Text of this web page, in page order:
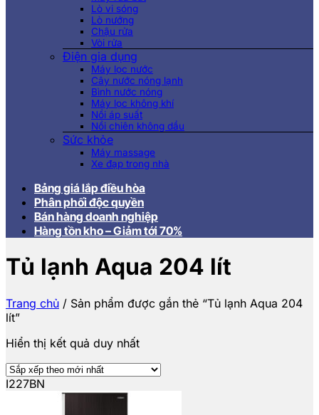
Lò vi sóng
Lò nướng
Chậu rửa
Vòi rửa
Điện gia dụng
Máy lọc nước
Cây nước nóng lạnh
Bình nước nóng
Máy lọc không khí
Nồi áp suất
Nồi chiên không dầu
Sức khỏe
Máy massage
Xe đạp trong nhà
Bảng giá lắp điều hòa
Phân phối độc quyền
Bán hàng doanh nghiệp
Hàng tồn kho – Giảm tới 70%
Tủ lạnh Aqua 204 lít
Trang chủ / Sản phẩm được gắn thẻ “Tủ lạnh Aqua 204
lít”
Hiển thị kết quả duy nhất
I227BN